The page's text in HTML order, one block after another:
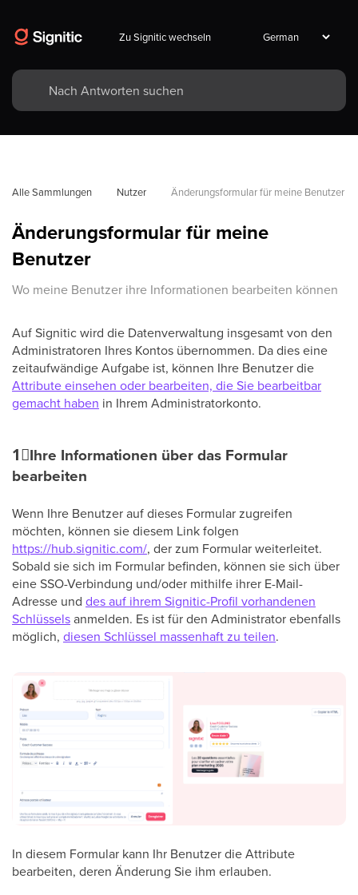
Zu Signitic wechseln
Alle Sammlungen Nutzer Änderungsformular für meine Benutzer
Änderungsformular für meine
Benutzer
Wo meine Benutzer ihre Informationen bearbeiten können
Auf Signitic wird die Datenverwaltung insgesamt von den
Administratoren Ihres Kontos übernommen. Da dies eine
zeitaufwändige Aufgabe ist, können Ihre Benutzer die
Attribute einsehen oder bearbeiten, die Sie bearbeitbar
gemacht haben in Ihrem Administratorkonto.
1⃣Ihre Informationen über das Formular
bearbeiten
Wenn Ihre Benutzer auf dieses Formular zugreifen
möchten, können sie diesem Link folgen
https://hub.signitic.com/, der zum Formular weiterleitet.
Sobald sie sich im Formular befinden, können sie sich über
eine SSO-Verbindung und/oder mithilfe ihrer E-Mail-
Adresse und des auf ihrem Signitic-Profil vorhandenen
Schlüsselsanmelden. Es ist für den Administrator ebenfalls
möglich, diesen Schlüssel massenhaft zu teilen.
In diesem Formular kann Ihr Benutzer die Attribute
bearbeiten, deren Änderung Sie ihm erlauben.